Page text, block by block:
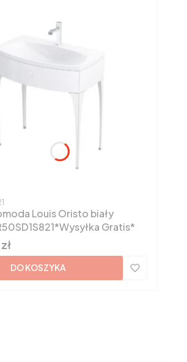
Louis Oristo biały
Gratis*
DO KOSZYKA